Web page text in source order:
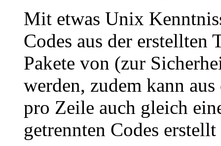
Mit etwas Unix
Codes aus der erstellten
Pakete von (zur
werden, zudem kann
pro Zeile auch gleich
getrennten Codes